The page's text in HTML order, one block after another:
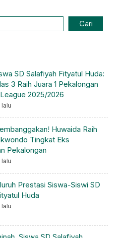
Cari
SD Salafiyah Fityatul Huda:
3 Raih Juara 1 Pekalongan
2025/2026
Huwaida Raih
Tingkat Eks
Pekalongan
Prestasi Siswa-Siswi SD
Huda